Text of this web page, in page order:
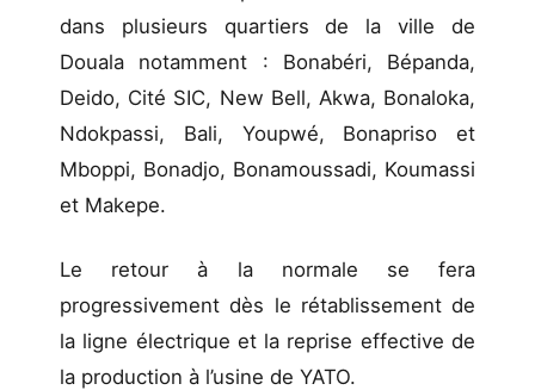
dans plusieurs quartiers de la ville de
Douala notamment : Bonabéri, Bépanda,
Deido, Cité SIC, New Bell, Akwa, Bonaloka,
Ndokpassi, Bali, Youpwé, Bonapriso et
Mboppi, Bonadjo, Bonamoussadi, Koumassi
et Makepe.
Le retour à la normale se fera
progressivement dès le rétablissement de
la ligne électrique et la reprise effective de
la production à l’usine de YATO.